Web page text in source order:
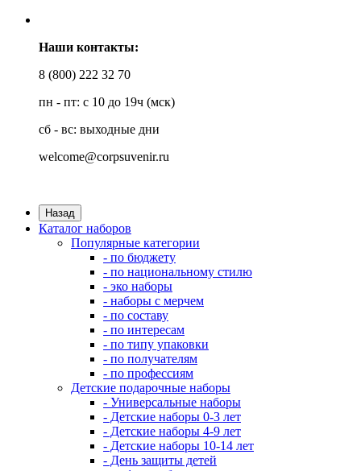
Наши контакты:
8 (800) 222 32 70
пн - пт: с 10 до 19ч (мск)
сб - вс: выходные дни
welcome@corpsuvenir.ru
Назад
Каталог наборов
Популярные категории
- по бюджету
- по национальному стилю
- эко наборы
- наборы с мерчем
- по составу
- по интересам
- по типу упаковки
- по получателям
- по профессиям
Детские подарочные наборы
- Универсальные наборы
- Детские наборы 0-3 лет
- Детские наборы 4-9 лет
- Детские наборы 10-14 лет
- День защиты детей